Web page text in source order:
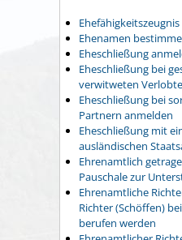
Ehenamen
Eheschließung
Eheschließung bei
verwitweten
Eheschließung bei
Partnern anmelden
Eheschließung mit
ausländischen
Ehrenamtlich
Pauschale zur
Ehrenamtliche
Richter (Schöffen)
berufen werden